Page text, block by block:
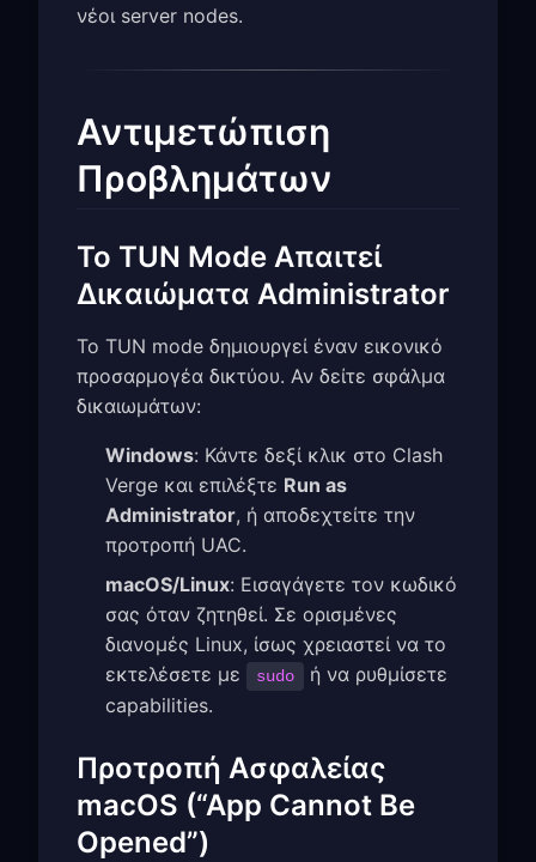
νέοι server nodes.
Αντιμετώπιση
Προβλημάτων
Το TUN Mode Απαιτεί
Δικαιώματα Administrator
Το TUN mode δημιουργεί έναν εικονικό
προσαρμογέα δικτύου. Αν δείτε σφάλμα
δικαιωμάτων:
Windows: Κάντε δεξί κλικ στο Clash
Verge και επιλέξτε Run as
Administrator, ή αποδεχτείτε την
προτροπή UAC.
macOS/Linux: Εισαγάγετε τον κωδικό
σας όταν ζητηθεί. Σε ορισμένες
διανομές Linux, ίσως χρειαστεί να το
εκτελέσετε με
sudo
ή να ρυθμίσετε
capabilities.
Προτροπή Ασφαλείας
macOS (“App Cannot Be
Opened”)